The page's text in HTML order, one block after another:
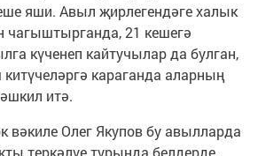
яши. Авыл җирлегендәге халык
чагыштырганда, 21 кешегә
күченеп кайтучылар да булган,
караганда аларның
итә.
вәкиле Олег Якупов бу авылларда
теркәлүе турында белдерде,